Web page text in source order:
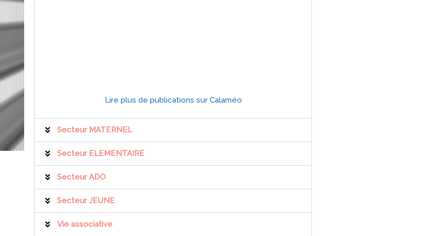
Lire plus de publications sur Calaméo
Secteur MATERNEL
Secteur ELEMENTAIRE
Secteur ADO
Secteur JEUNE
Vie associative